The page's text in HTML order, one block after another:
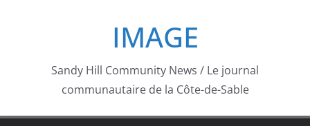
IMAGE
Sandy Hill Community News / Le journal
communautaire de la Côte-de-Sable